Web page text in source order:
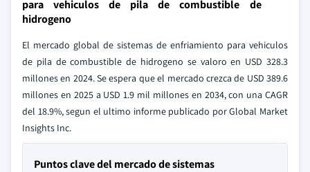
para vehiculos de pila de combustible de
hidrogeno
El mercado global de sistemas de enfriamiento para vehiculos
de pila de combustible de hidrogeno se valoro en USD 328.3
millones en 2024. Se espera que el mercado crezca de USD 389.6
millones en 2025 a USD 1.9 mil millones en 2034, con una CAGR
del 18.9%, segun el ultimo informe publicado por Global Market
Insights Inc.
Puntos clave del mercado de sistemas